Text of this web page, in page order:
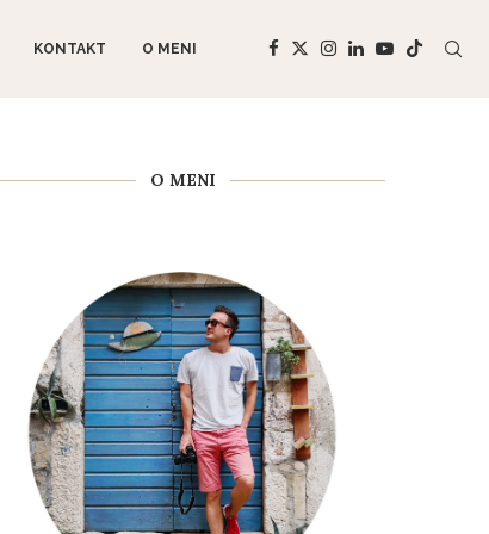
KONTAKT O MENI
O MENI